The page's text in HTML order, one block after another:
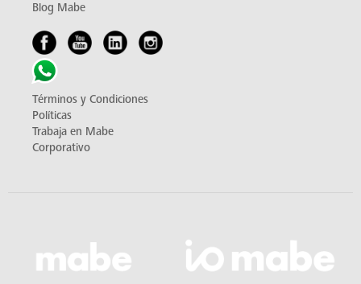
Blog Mabe
Términos y Condiciones
Políticas
Trabaja en Mabe
Corporativo